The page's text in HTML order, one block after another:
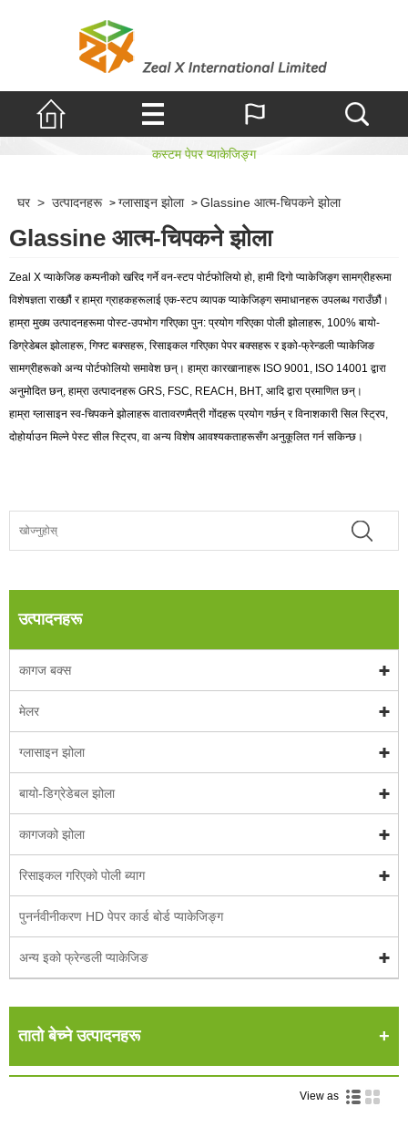
आत्म-चिपकने झोला
कस्टम पेपर प्याकेजिङ्ग
घर > उत्पादनहरू > ग्लासाइन झोला > Glassine आत्म-चिपकने झोला
Glassine आत्म-चिपकने झोला
Zeal X प्याकेजिङ कम्पनीको खरिद गर्ने वन-स्टप पोर्टफोलियो हो, हामी दिगो प्याकेजिङ्ग सामग्रीहरूमा
विशेषज्ञता राख्छौं र हाम्रा ग्राहकहरूलाई एक-स्टप व्यापक प्याकेजिङ्ग समाधानहरू उपलब्ध गराउँछौं।
हाम्रा मुख्य उत्पादनहरूमा पोस्ट-उपभोग गरिएका पुन: प्रयोग गरिएका पोली झोलाहरू, 100% बायो-
डिग्रेडेबल झोलाहरू, गिफ्ट बक्सहरू, रिसाइकल गरिएका पेपर बक्सहरू र इको-फ्रेन्डली प्याकेजिङ
सामग्रीहरूको अन्य पोर्टफोलियो समावेश छन्। हाम्रा कारखानाहरू ISO 9001, ISO 14001 द्वारा
अनुमोदित छन्, हाम्रा उत्पादनहरू GRS, FSC, REACH, BHT, आदि द्वारा प्रमाणित छन्।
हाम्रा ग्लासाइन स्व-चिपकने झोलाहरू वातावरणमैत्री गोंदहरू प्रयोग गर्छन् र विनाशकारी सिल स्ट्रिप,
दोहोर्याउन मिल्ने पेस्ट सील स्ट्रिप, वा अन्य विशेष आवश्यकताहरूसँग अनुकूलित गर्न सकिन्छ।
उत्पादनहरू
कागज बक्स
मेलर
ग्लासाइन झोला
बायो-डिग्रेडेबल झोला
कागजको झोला
रिसाइकल गरिएको पोली ब्याग
पुनर्नवीनीकरण HD पेपर कार्ड बोर्ड प्याकेजिङ्ग
अन्य इको फ्रेन्डली प्याकेजिङ
तातो बेच्ने उत्पादनहरू
View as